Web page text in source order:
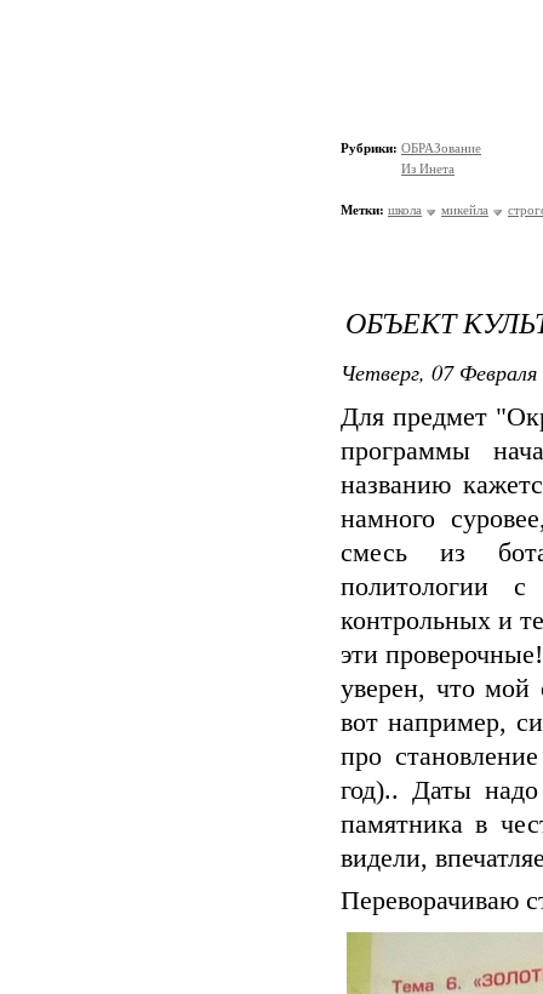
Рубрики: ОБРАЗование
Из Инета
Метки: школа микейла
ОБЪЕКТ
Четверг, 07
Для предмет
программы
названию
намного
смесь из
политологии
контрольных и
эти
уверен, что мой
вот например,
про
год).. Даты
памятника в
видели,
Переворачиваю